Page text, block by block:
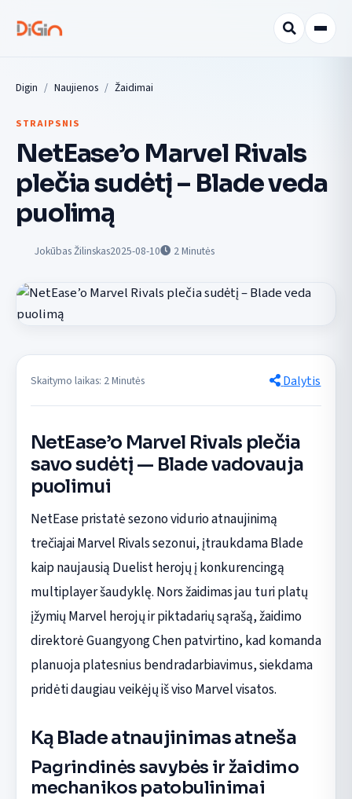
Digin Naujienos Žaidimai
STRAIPSNIS
NetEase’o Marvel Rivals
plečia sudėtį – Blade veda
puolimą
Jokūbas Žilinskas2025-08-10 2Minutės
Skaitymo laikas: 2 Minutės Dalytis
NetEase’o Marvel Rivals plečia
savo sudėtį — Blade vadovauja
puolimui
NetEase pristatė sezono vidurio atnaujinimą
trečiajai Marvel Rivals sezonui, įtraukdama Blade
kaip naujausią Duelist herojų į konkurencingą
multiplayer šaudyklę. Nors žaidimas jau turi platų
įžymių Marvel herojų ir piktadarių sąrašą, žaidimo
direktorė Guangyong Chen patvirtino, kad komanda
planuoja platesnius bendradarbiavimus, siekdama
pridėti daugiau veikėjų iš viso Marvel visatos.
Ką Blade atnaujinimas atneša
Pagrindinės savybės ir žaidimo
mechanikos patobulinimai